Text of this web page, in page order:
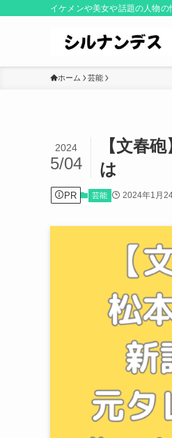
イケメンや美女や話題の人物
ホーム 芸能
【文春
は
2024
5/04
PR 芸能 2024年1月